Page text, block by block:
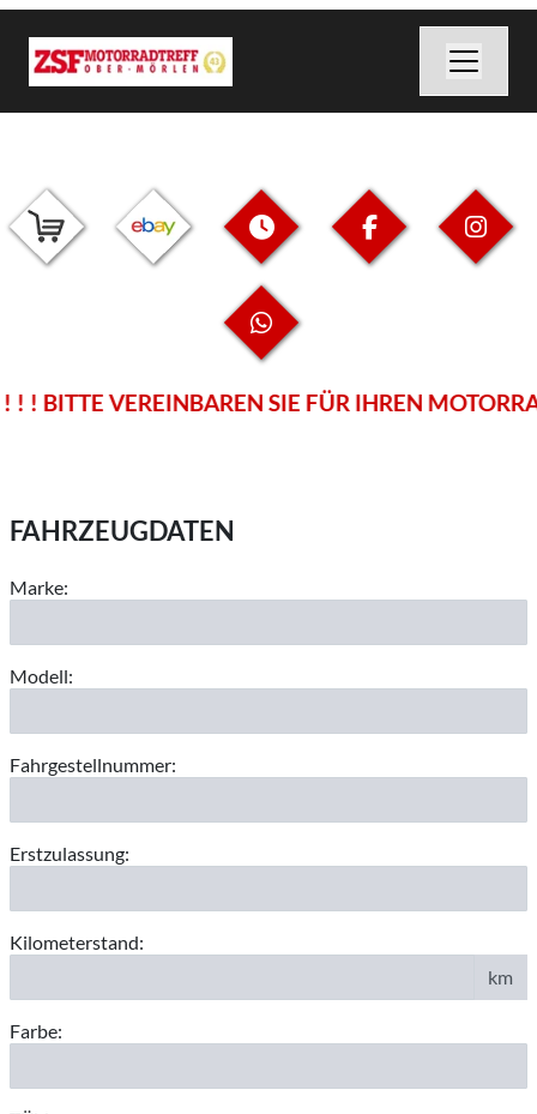
BITTE VEREINBAREN SIE FÜR IHREN
FAHRZEUGDATEN
Marke:
Modell:
Fahrgestellnummer:
Erstzulassung:
Kilometerstand:
km
Farbe: